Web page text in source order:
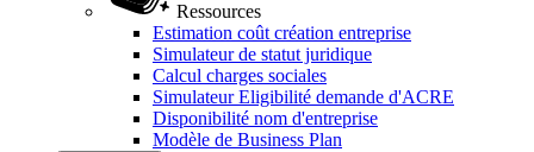
Ressources
Estimation coût création entreprise
Simulateur de statut juridique
Calcul charges sociales
Simulateur Eligibilité demande d'ACRE
Disponibilité nom d'entreprise
Modèle de Business Plan